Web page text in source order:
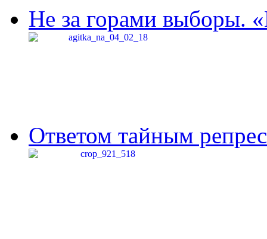
Не за горами выборы.
Ответом тайным